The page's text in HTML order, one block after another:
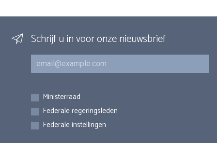
Schrijf u in voor onze nieuwsbrief
E-mail
Inschrijvingen
Ministerraad
Federale regeringsleden
Federale instellingen